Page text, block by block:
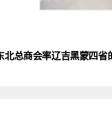
总商会率辽吉黑蒙四